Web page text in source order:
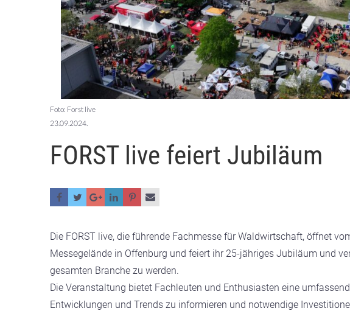
Foto: Forst live
23.09.2024.
FORST live feiert Jubiläum
Die FORST live, die führende Fachmesse für Waldwirtschaft, öffnet
Messegelände in Offenburg und feiert ihr 25-jähriges Jubiläum und
gesamten Branche zu werden.
Die Veranstaltung bietet Fachleuten und Enthusiasten eine
Entwicklungen und Trends zu informieren und notwendige